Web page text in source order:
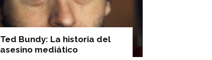
Ted Bundy: La historia del
asesino mediático